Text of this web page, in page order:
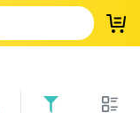
登